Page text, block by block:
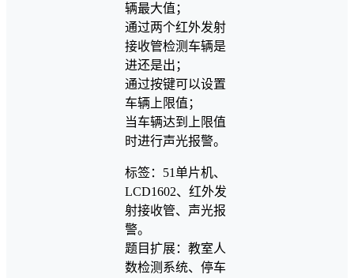
辆最大值；
通过两个红外发射
接收管检测车辆是
进还是出；
通过按键可以设置
车辆上限值；
当车辆达到上限值
时进行声光报警。
标签：51单片机、
LCD1602、红外发
射接收管、声光报
警。
题目扩展：教室人
数检测系统、停车